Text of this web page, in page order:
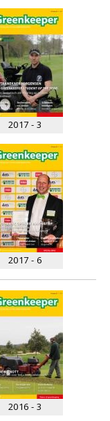
2017 - 3
2017 - 6
2016 - 3